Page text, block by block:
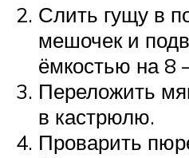
Слить гущу в
мешочек и
ёмкостью на 8
Переложить
в кастрюлю.
Проварить